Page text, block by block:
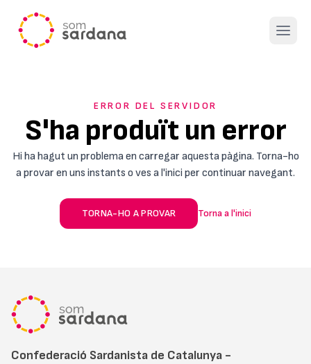
Open
ERROR DEL SERVIDOR
S'ha produït un error
Hi ha hagut un problema en carregar aquesta pàgina. Torna-ho
a provar en uns instants o ves a l'inici per continuar navegant.
TORNA-HO A PROVAR Torna a l'inici
Confederació Sardanista de Catalunya -